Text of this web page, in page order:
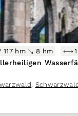
117 hm 8 hm
,